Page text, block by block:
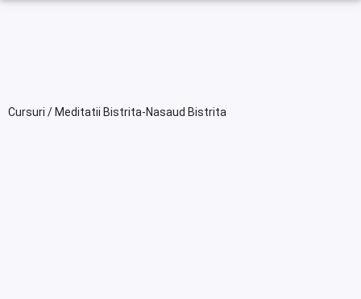
Cursuri / Meditatii Bistrita-Nasaud Bistrita